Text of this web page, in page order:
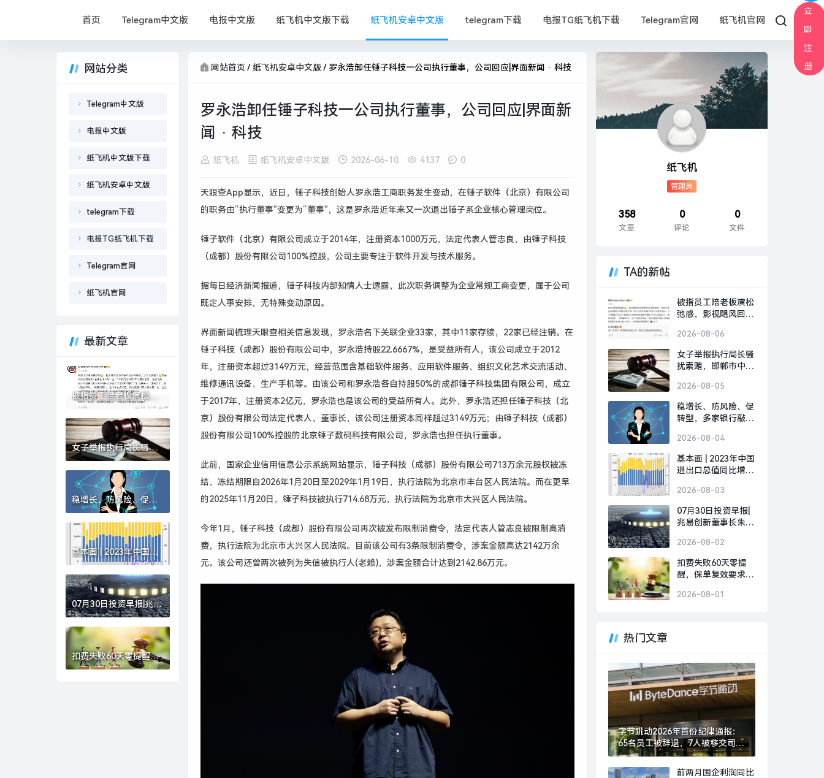
首页 Telegram中文版 电报中文版 纸飞机中文版下载 纸飞机安卓中文版 telegram下载 电报TG纸飞机下载 Telegram官网 纸飞机官网
立
即
注
册
网站首页 /纸飞机安卓中文版/ 罗永浩卸任锤子科技一公司执行董事，公司回应|界面新闻 · 科技
罗永浩卸任锤子科技一公司执行董事，公司回应|界面新
闻 · 科技
纸飞机 纸飞机安卓中文版 2026-06-10 4137 0
天眼查App显示，近日，锤子科技创始人罗永浩工商职务发生变动，在锤子软件（北京）有限公司
的职务由“执行董事”变更为“董事”，这是罗永浩近年来又一次退出锤子系企业核心管理岗位。
锤子软件（北京）有限公司成立于2014年，注册资本1000万元，法定代表人管志良，由锤子科技
（成都）股份有限公司 100%控股，公司主要专注于软件开发与技术服务。
据每日经济新闻报道，锤子科技内部知情人士透露，此次职务调整为企业常规工商变更，属于公司
既定人事安排，无特殊变动原因。
界面新闻梳理天眼查相关信息发现，罗永浩名下关联企业33家，其中11 家存续， 22家已经注销。在
锤子科技（成都）股份有限公司中，罗永浩持股22.6667%，是受益所有人，该公司成立于2012
年，注册资本超过3149万元，经营范围含基础软件服务、应用软件服务、组织文化艺术交流活动、
维修通讯设备、生产手机等。由该公司和罗永浩各自持股50%的成都锤子科技集团有限公司，成立
于2017年，注册资本2亿元，罗永浩也是该公司的受益所有人。此外，罗永浩还担任锤子科技（北
京）股份有限公司法定代表人、董事长，该公司注册资本同样超过3149万元；由锤子科技（成都）
股份有限公司 100%控股的北京锤子数码科技有限公司，罗永浩也担任执行董事。
此前，国家企业信用信息公示系统网站显示，锤子科技（成都）股份有限公司 713万余元股权被冻
结，冻结期限自2026年1 月 20日至2029年1 月 19日，执行法院为北京市丰台区人民法院。 而在更早
的2025年11 月 20日，锤子科技被执行714.68万元，执行法院为北京市大兴区人民法院。
今年1月，锤子科技（成都）股份有限公司再次被发布限制消费令，法定代表人管志良被限制高消
费，执行法院为北京市大兴区人民法院。目前该公司有3条限制消费令，涉案金额高达2142万余
元。该公司还曾两次被列为失信被执行人(老赖)，涉案金额合计达到 2142.86万元。
网站分类
Telegram中文版
电报中文版
纸飞机中文版下载
纸飞机安卓中文版
telegram下载
电报TG纸飞机下载
Telegram官网
纸飞机官网
最新文章
被指员工陪老板演松弛
感，影视飓风回应：营
销号解读太恶毒|界面新
闻 · 科技
女子举报执行局长骚扰
索贿，邯郸市中院：录
音属实，涉事局长被停
职|界面新闻 · 中国
稳增长、防风险、促转
型，多家银行敲定下半
年经营“路线图”|界面新
闻
基本面 | 2023年中国进
出口总值同比增长
0.2%，12月增速创8个
月新高|界面新闻
07月30日投资早报|兆易
创新董事长朱一明提议
回购10亿-20亿元A股股
份，天智航拟购买上海
骨科62%股权股票复
牌，华锦股份副总经理
扣费失败60天零提醒，
保单复效要求重新体
纸飞机
管理员
358
文章
0
评论
0
文件
TA的新帖
被指员工陪老板演松
弛感，影视飓风回
毒|界面新闻 · 科技
2026-08-06
女子举报执行局长骚
扰索贿，邯郸市中
局长被停职|界面新
闻 · 中国
2026-08-05
稳增长、防风险、促
转型，多家银行敲定
界面新闻
2026-08-04
基本面 | 2023年中国
进出口总值同比增长
个月新高|界面新闻
2026-08-03
07月30日投资早报|
兆易创新董事长朱一
亿元A股股份，天智
航拟购买上海骨科
62%股权股票复牌，
华锦股份副总经理被
立案调查|界面新闻 ·
2026-08-02
扣费失败60天零提
醒，保单复效要求重
险被投保人告上法
2026-08-01
热门文章
字节跳动2026年首份纪律通报：
65名员工被辞退，7人被移交司法
机关|界面新闻 · 科技
前两月国企利润同比